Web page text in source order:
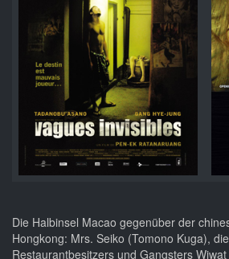
Die Halbinsel Macao gegenüber der
Hongkong: Mrs. Seiko (Tomono Kuga),
Restaurantbesitzers und Gangsters